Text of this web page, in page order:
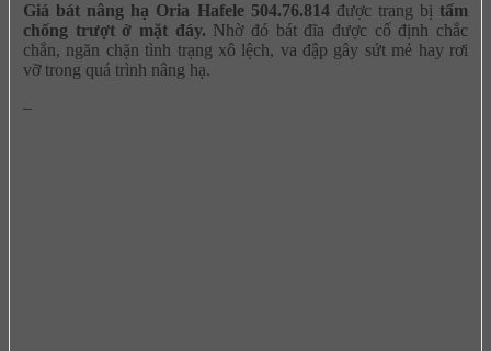
Giá bát nâng hạ Oria Hafele 504.76.814được trang bị tấm
chống trượt ở mặt đáy. Nhờ đó bát đĩa được cố định chắc
chắn, ngăn chặn tình trạng xô lệch, va đập gây sứt mẻ hay rơi
vỡ trong quá trình nâng hạ.
–